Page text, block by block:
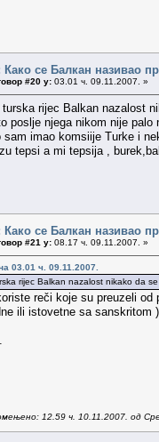
Како се Балкан називао
#20 у: 03.01 ч. 09.11.2007. »
turska rijec Balkan nazalost
poslje njega nikom nije
sam imao komsiije Turke i
tepsi a mi tepsija ,
Како се Балкан називао
#21 у: 08.17 ч. 09.11.2007. »
03.01 ч. 09.11.2007.
rijec Balkan nazalost nikako da
reči koje su preuzeli
ili istovetne sa sanskritom
12.59 ч. 10.11.2007. од